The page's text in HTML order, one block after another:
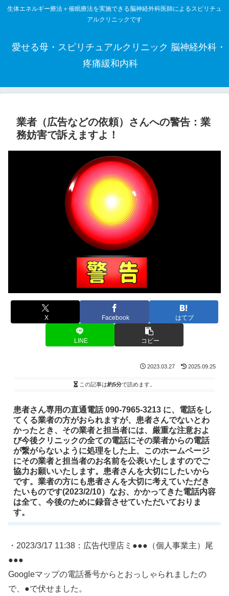
生体エネルギー療法＋催眠療法を実施できる脳神経外科医師によるスピリチュ
アルクリニックです
愛せる母・スピリチュアルクリニック 脳神経外科・
疼痛緩和内科
業者（広告などの依頼）さんへの警告：業
務妨害で訴えますよ！
X Facebook はてブ
LINE コピー
2023.03.27 2025.09.25
この記事は約5分で読めます。
患者さん専用の直通電話 090-7965-3213 に、電話をし
てくる業者の方がおられますが、患者さんでないとわ
かったとき、その業者と担当者には、厳重な注意およ
び今後クリニックの全ての電話にその業者からの電話
が繋がらないように処理をした上、このホームページ
にその業者と担当者のお名前を公表いたしますのでご
協力お願いいたします。患者さんを大切にしたいから
です。業者の方にも患者さんを大切に考えていただき
たいものです(2023/2/10）なお、かかってきた電話内容
は全て、今後のために録音させていただいておりま
す。
・2023/3/17 11:38：広告代理店ミ●●●（個人事業主）尾
●●●
Googleマップの電話番号からとおっしゃられましたの
で、●で伏せました。